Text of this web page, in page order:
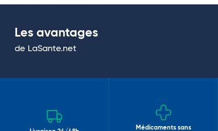
Les avantages
de LaSante.net
Médicaments sans